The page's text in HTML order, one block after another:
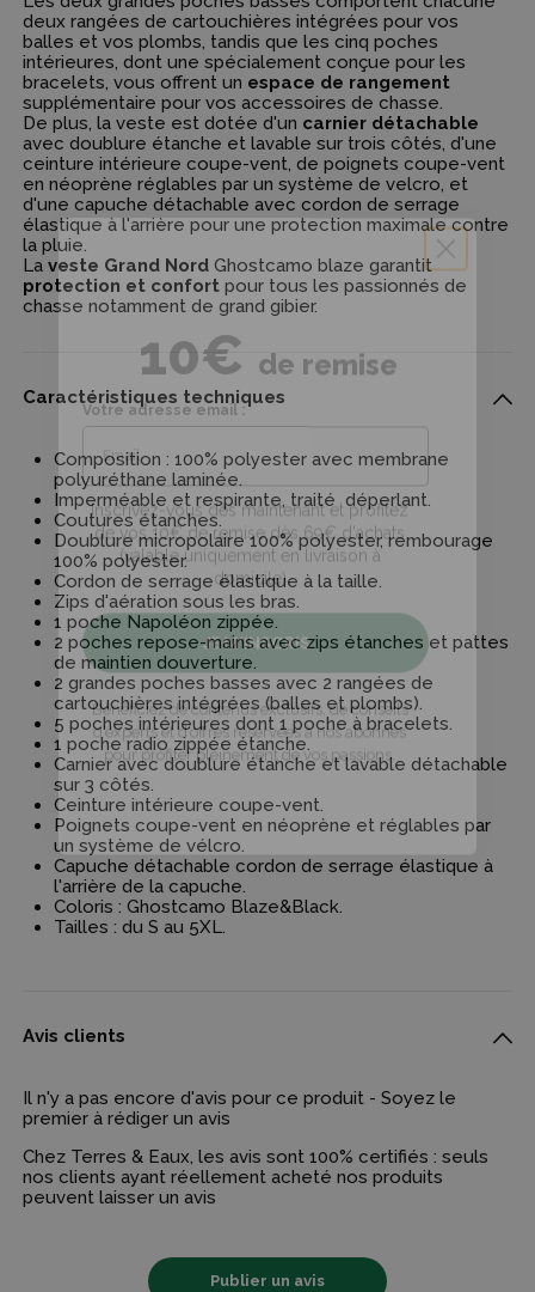
deux rangées de cartouchières intégrées pour vos
balles et vos plombs, tandis que les cinq poches
intérieures, dont une spécialement conçue pour les
bracelets, vous offrent un espace de rangement
supplémentaire pour vos accessoires de chasse.
De plus, la veste est dotée d'un carnier détachable
avec doublure étanche et lavable sur trois côtés, d'une
ceinture intérieure coupe-vent, de poignets coupe-vent
en néoprène réglables par un système de velcro, et
d'une capuche détachable avec cordon de serrage
élastique à l'arrière pour une protection maximale contre
la pluie.
Laveste Grand Nord Ghostcamo blaze garantit
protection et confort pour tous les passionnés de
chasse notamment de grand gibier.
Caractéristiques techniques
Composition : 100% polyester avec membrane
polyuréthane laminée.
Imperméable et respirante, traité déperlant.
Coutures étanches.
Doublure micropolaire 100% polyester, rembourage
100% polyester.
Cordon de serrage élastique à la taille.
Zips d'aération sous les bras.
1 poche Napoléon zippée.
2 poches repose-mains avec zips étanches et pattes
de maintien douverture.
2 grandes poches basses avec 2 rangées de
cartouchières intégrées (balles et plombs).
5 poches intérieures dont 1 poche à bracelets.
1 poche radio zippée étanche.
Carnier avec doublure étanche et lavable détachable
sur 3 côtés.
Ceinture intérieure coupe-vent.
Poignets coupe-vent en néoprène et réglables par
un système de vélcro.
Capuche détachable cordon de serrage élastique à
l'arrière de la capuche.
Coloris : Ghostcamo Blaze&Black.
Tailles : du S au 5XL.
Avis clients
Il n'y a pas encore d'avis pour ce produit - Soyez le
premier à rédiger un avis
Chez Terres & Eaux, les avis sont 100% certifiés : seuls
nos clients ayant réellement acheté nos produits
peuvent laisser un avis
Publier un avis
10€de remise
Votre adresse email :
Inscrivez-vous dès maintenant et profitez
de vos 10€ de remise dès 69€ d'achats
(valable uniquement en livraison à
domicile)
JE M’INSCRIS
Bénéficiez de contenus exclusifs, de conseils
d’experts et d’offres réservées à nos abonnés
pour profiter pleinement de vos passions.
En entrant votre email, vous consentez à recevoir des
communications de la part de Terres et Eaux